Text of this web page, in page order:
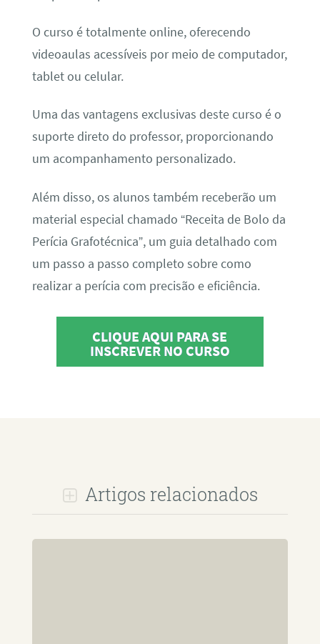
O curso é totalmente online, oferecendo
videoaulas acessíveis por meio de computador,
tablet ou celular.
Uma das vantagens exclusivas deste curso é o
suporte direto do professor, proporcionando
um acompanhamento personalizado.
Além disso, os alunos também receberão um
material especial chamado “Receita de Bolo da
Perícia Grafotécnica”, um guia detalhado com
um passo a passo completo sobre como
realizar a perícia com precisão e eficiência.
CLIQUE AQUI PARA SE
INSCREVER NO CURSO
Artigos relacionados